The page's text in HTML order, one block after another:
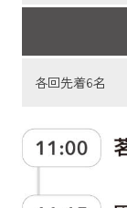
各回先着6名